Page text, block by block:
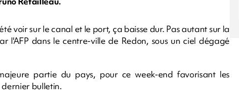
voir sur le canal et le port, ça baisse dur. Pas autant sur la
l'AFP dans le centre-ville de Redon, sous un ciel dégagé
partie du pays, pour ce week-end favorisant les
dernier bulletin.